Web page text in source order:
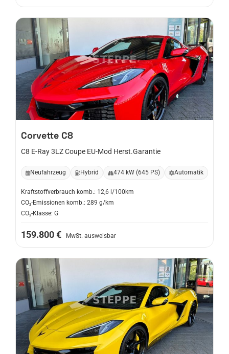
Corvette C8
C8 E-Ray 3LZ Coupe EU-Mod Herst.Garantie
Neufahrzeug Hybrid 474 kW (645 PS) Automatik
Kraftstoffverbrauch komb.: 12,6 l/100km
CO₂-Emissionen komb.: 289 g/km
CO₂-Klasse: G
159.800 € MwSt. ausweisbar